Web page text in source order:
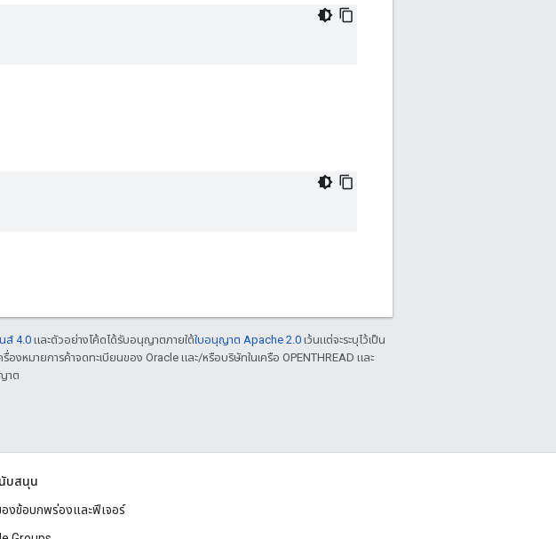
ส์ 4.0และตัวอย่างโค้ดได้รับอนุญาตภายใต้ใบอนุญาต Apache 2.0 เว้นแต่จะระบุไว้เป็น
รื่องหมายการค้าจดทะเบียนของ Oracle และ/หรือบริษัทในเครือ OPENTHREAD และ
าต
บสนุน
องข้อบกพร่องและฟีเจอร์